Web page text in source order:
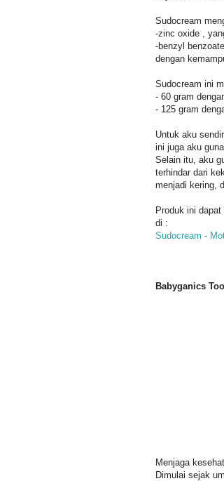
Sudocream
-zinc oxide ,
-benzyl
dengan
Sudocream ini
- 60 gram
- 125 gram
Untuk aku
ini juga aku
Selain itu, aku
terhindar dari
menjadi kering,
Produk ini
di :
Sudocream -
Babyganics
Menjaga
Dimulai sejak